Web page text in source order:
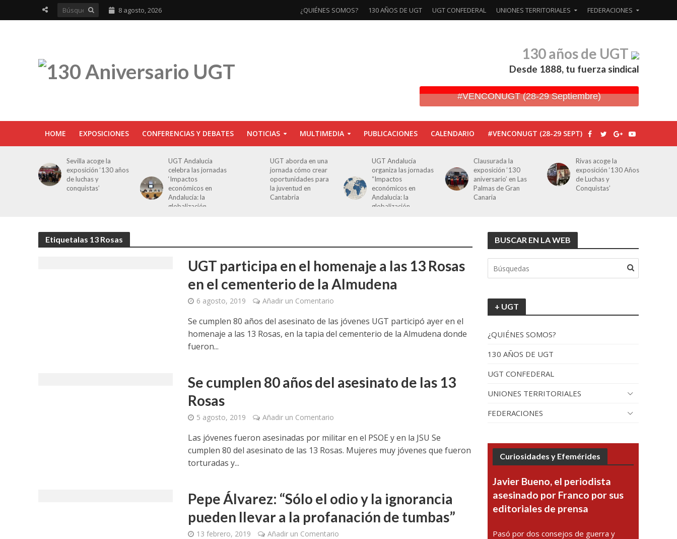
8 agosto, 2026 ¿QUIÉNES SOMOS? 130 AÑOS DE UGT UGT CONFEDERAL UNIONES TERRITORIALES FEDERACIONES
130 años de UGT
Desde 1888, tu fuerza sindical
#VENCONUGT (28-29 Septiembre)
HOME EXPOSICIONES CONFERENCIAS Y DEBATES NOTICIAS MULTIMEDIA PUBLICACIONES CALENDARIO #VENCONUGT (28-29 SEPT)
Sevilla acoge la
exposición ‘130 años
de luchas y
conquistas’
UGT Andalucía
celebra las jornadas
‘Impactos
económicos en
Andalucía: la
globalización
UGT aborda en una
jornada cómo crear
oportunidades para
la juventud en
Cantabria
UGT Andalucía
organiza las jornadas
“Impactos
económicos en
Andalucía: la
globalización
Clausurada la
exposición ‘130
aniversario’ en Las
Palmas de Gran
Canaria
Rivas acoge la
exposición ‘130 Años
de Luchas y
Conquistas’
Etiquetalas 13 Rosas
UGT participa en el homenaje a las 13 Rosas
en el cementerio de la Almudena
6 agosto, 2019 Añadir un Comentario
Se cumplen 80 años del asesinato de las jóvenes UGT participó ayer en el
homenaje a las 13 Rosas, en la tapia del cementerio de la Almudena donde
fueron...
Se cumplen 80 años del asesinato de las 13
Rosas
5 agosto, 2019 Añadir un Comentario
Las jóvenes fueron asesinadas por militar en el PSOE y en la JSU Se
cumplen 80 del asesinato de las 13 Rosas. Mujeres muy jóvenes que fueron
torturadas y...
Pepe Álvarez: “Sólo el odio y la ignorancia
pueden llevar a la profanación de tumbas”
13 febrero, 2019 Añadir un Comentario
BUSCAR EN LA WEB
+ UGT
¿QUIÉNES SOMOS?
130 AÑOS DE UGT
UGT CONFEDERAL
UNIONES TERRITORIALES
FEDERACIONES
Curiosidades y Efemérides
Javier Bueno, el periodista
asesinado por Franco por sus
editoriales de prensa
Pasó por dos consejos de guerra y